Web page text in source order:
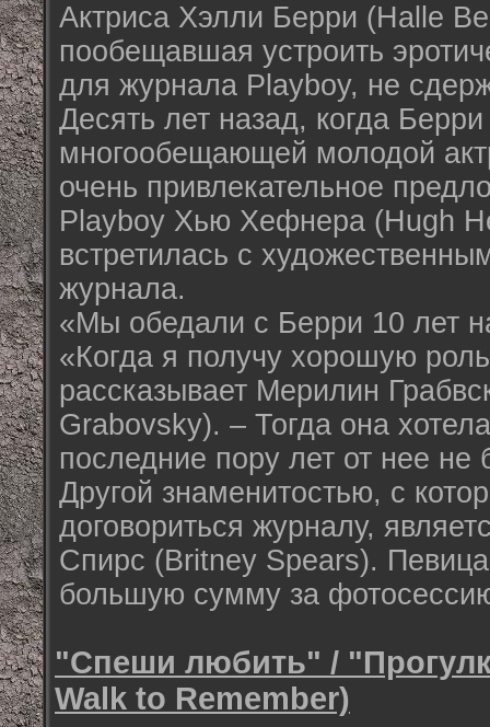
Актриса Хэлли Берри (Halle
пообещавшая устроить
для журнала Playboy, не
Десять лет назад, когда
многообещающей молодой
очень привлекательное
Playboy Хью Хефнера (Hugh
встретилась с
журнала.
«Мы обедали с Берри 10 лет
«Когда я получу хорошую
рассказывает Мерилин
Grabovsky). – Тогда она
последние пору лет от нее не
Другой знаменитостью, с
договориться журналу,
Спирс (Britney Spears).
большую сумму за
"Спеши любить" /
Walk to Remember)